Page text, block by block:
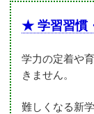
★ 学習習慣
学力の定着や
きません。
難しくなる新